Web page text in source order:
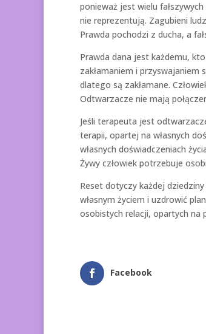
ponieważ jest wielu
nie reprezentują. Zagubieni
Prawda pochodzi z ducha, a
Prawda dana jest każdemu,
zakłamaniem i przyswajaniem
dlatego są zakłamane.
Odtwarzacze nie mają
Jeśli terapeuta jest
terapii, opartej na własnych
własnych doświadczeniach
Żywy człowiek potrzebuje
Reset dotyczy każdej
własnym życiem i uzdrowić
osobistych relacji, opartych na
Facebook